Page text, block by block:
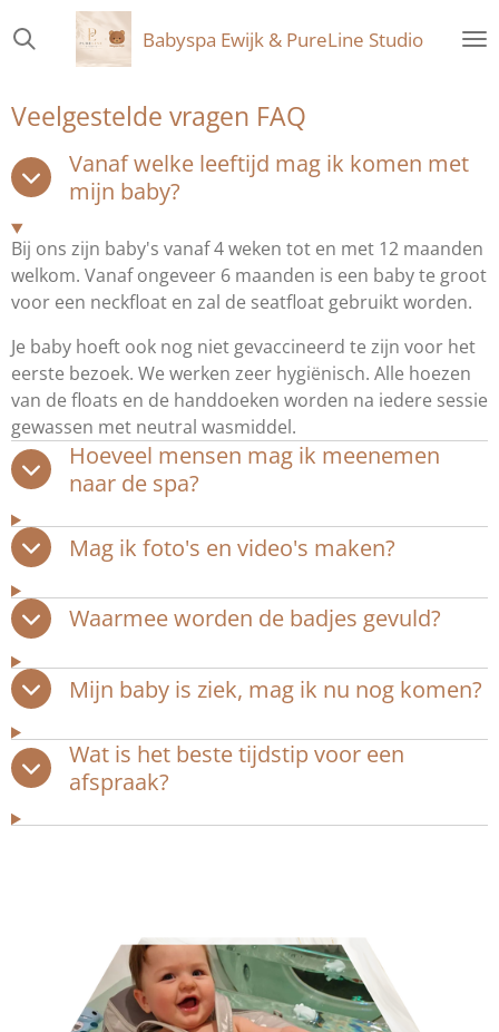
direct
de
hoofdinhoud
Babyspa Ewijk & PureLine Studio
Veelgestelde vragen FAQ
Vanaf welke leeftijd mag ik komen met
mijn baby?
Bij ons zijn baby's vanaf 4 weken tot en met 12 maanden
welkom. Vanaf ongeveer 6 maanden is een baby te groot
voor een neckfloat en zal de seatfloat gebruikt worden.
Je baby hoeft ook nog niet gevaccineerd te zijn voor het
eerste bezoek. We werken zeer hygiënisch. Alle hoezen
van de floats en de handdoeken worden na iedere sessie
gewassen met neutral wasmiddel.
Hoeveel mensen mag ik meenemen
naar de spa?
Mag ik foto's en video's maken?
Waarmee worden de badjes gevuld?
Mijn baby is ziek, mag ik nu nog komen?
Wat is het beste tijdstip voor een
afspraak?